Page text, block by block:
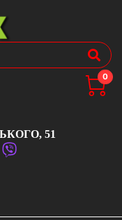
0
51